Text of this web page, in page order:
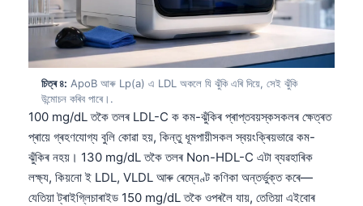
চিত্ৰ ৪: ApoB আৰু Lp(a) এ LDL অকলে যি ঝুঁকি এৰি দিয়ে, সেই ঝুঁকি
উন্মোচন কৰিব পাৰে।.
100 mg/dL তকৈ তলৰ LDL-C ক কম-ঝুঁকিৰ প্ৰাপ্তবয়স্কসকলৰ ক্ষেত্ৰত
প্ৰায়ে গ্ৰহণযোগ্য বুলি কোৱা হয়, কিন্তু ধূমপায়ীসকল স্বয়ংক্ৰিয়ভাৱে কম-
ঝুঁকিৰ নহয়। 130 mg/dL তকৈ তলৰ Non-HDL-C এটা ব্যৱহাৰিক
লক্ষ্য, কিয়নো ই LDL, VLDL আৰু ৰেম্নেণ্ট কণিকা অন্তৰ্ভুক্ত কৰে—
যেতিয়া ট্ৰাইগ্লিচাৰাইড 150 mg/dL তকৈ ওপৰলৈ যায়, তেতিয়া এইবোৰ